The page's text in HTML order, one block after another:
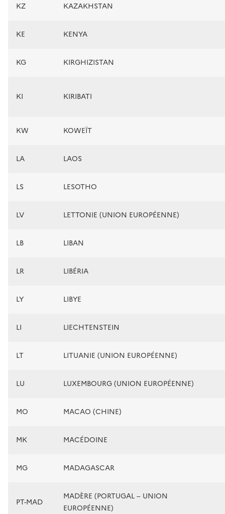
KZ KAZAKHSTAN
KE KENYA
KG KIRGHIZISTAN
KI KIRIBATI
KW KOWEÏT
LA LAOS
LS LESOTHO
LV LETTONIE (UNION EUROPÉENNE)
LB LIBAN
LR LIBÉRIA
LY LIBYE
LI LIECHTENSTEIN
LT LITUANIE (UNION EUROPÉENNE)
LU LUXEMBOURG (UNION EUROPÉENNE)
MO MACAO (CHINE)
MK MACÉDOINE
MG MADAGASCAR
PT-MAD
MADÈRE (PORTUGAL – UNION
EUROPÉENNE)